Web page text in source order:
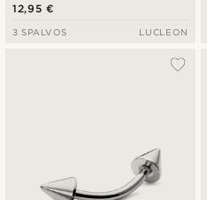
12,95 €
3 SPALVOS LUCLEON